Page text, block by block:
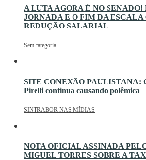
A LUTA AGORA É NO SENADO!
JORNADA E O FIM DA ESCALA
REDUÇÃO SALARIAL
Sem categoria
SITE CONEXÃO PAULISTANA:
Pirelli continua causando polêmica
SINTRABOR NAS MÍDIAS
NOTA OFICIAL ASSINADA
MIGUEL TORRES SOBRE A